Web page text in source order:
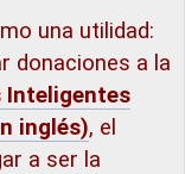
una utilidad:
donaciones a la
inglés), el
a ser la